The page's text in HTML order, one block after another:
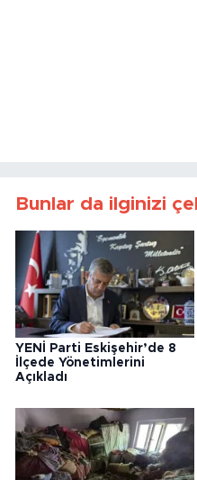
Bunlar da ilginizi
YENİ Parti Eskişehir’de 8
İlçede Yönetimlerini
Açıkladı